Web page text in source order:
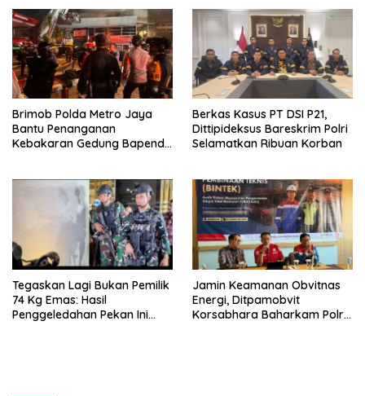
Brimob Polda Metro Jaya
Bantu Penanganan
Kebakaran Gedung Bapenda
Berkas Kasus PT DSI P21,
Dittipideksus Bareskrim Polri
Selamatkan Ribuan Korban
Tegaskan Lagi Bukan Pemilik
74 Kg Emas: Hasil
Penggeledahan Pekan Ini
Jamin Keamanan Obvitnas
Energi, Ditpamobvit
Korsabhara Baharkam Polri